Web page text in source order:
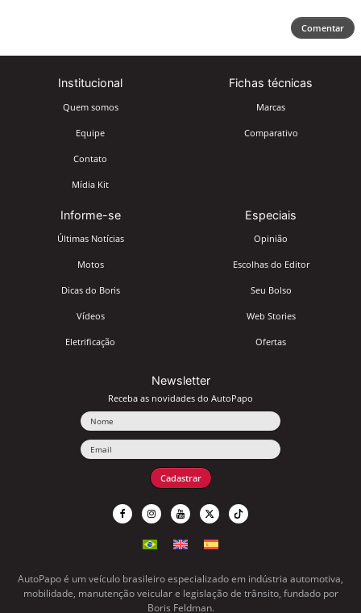
Comentar
Institucional
Quem somos
Equipe
Contato
Mídia Kit
Fichas técnicas
Marcas
Comparativo
Informe-se
Últimas Notícias
Motos
Dicas do Boris
Vídeos
Eletrificação
Especiais
Opinião
Escolhas do Editor
Seu Bolso
Web Stories
Ofertas
Newsletter
Receba as novidades do AutoPapo
Cadastrar
AutoPapo é um veículo brasileiro especializado em indústria automotiva,
mobilidade, manutenção veicular e legislação de trânsito, fundado por
Boris Feldman.